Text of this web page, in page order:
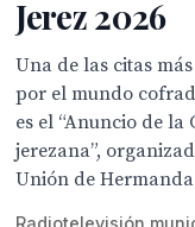
Jerez 2026
Una de las citas
por el mundo
es el “Anuncio de la
jerezana”,
Unión de